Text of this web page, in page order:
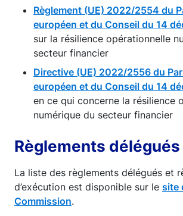
Règlement (UE) 2022/2554 du
européen et du Conseil du 14
sur la résilience opérationnelle
secteur financier
Directive (UE) 2022/2556 du
européen et du Conseil du 14
en ce qui concerne la résilience
numérique du secteur financier
Règlements délégués
La liste des règlements délégués et
d’exécution est disponible sur le site
Commission.